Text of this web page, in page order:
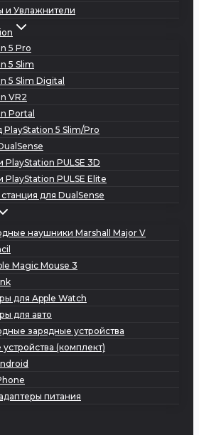
и Увлажнители
5 Pro
5 Slim
5 Slim Digital
VR2
Portal
PlayStation 5 Slim/Pro
PULSE 3D
PULSE Elite
для DualSense
наушники Marshall Major V
Magic Mouse 3
для Apple Watch
для авто
зарядные устройства
(комплект)
питания